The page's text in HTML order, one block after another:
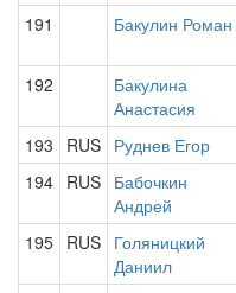
191 Бакулин Роман
192
Бакулина
Анастасия
193 RUS Руднев Егор
194 RUS Бабочкин
Андрей
195 RUS Голяницкий
Даниил